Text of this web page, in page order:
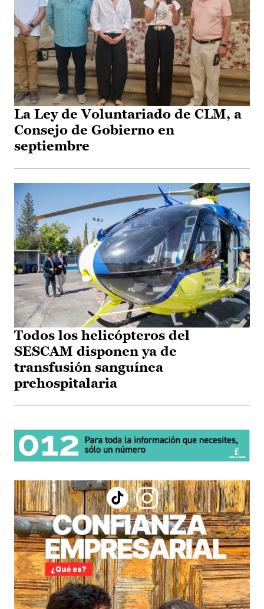
La Ley de Voluntariado de CLM, a
Consejo de Gobierno en
septiembre
Todos los helicópteros del
SESCAM disponen ya de
transfusión sanguínea
prehospitalaria